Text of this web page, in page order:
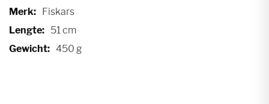
informatieFiskars
51 cm
450 g